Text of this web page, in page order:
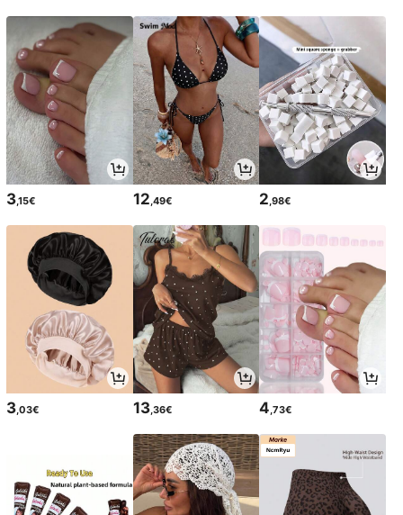
3,15€ 12,49€ 2,98€
3,03€ 13,36€ 4,73€